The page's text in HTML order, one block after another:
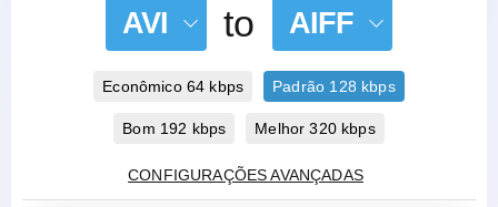
AVI to AIFF
Econômico 64 kbps Padrão 128 kbps
Bom 192 kbps Melhor 320 kbps
CONFIGURAÇÕES AVANÇADAS